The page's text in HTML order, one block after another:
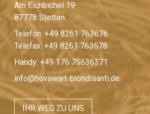
Am Eichbichel 19
87778 Stetten
Telefon: +49 8261 763676
Telefax: +49 8261 763678
Handy: +49 176 75636371
info@hovawart-biondisanti.de
IHR WEG ZU UNS